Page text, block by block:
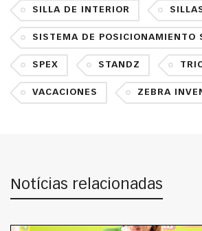
SILLA DE INTERIOR
SISTEMA DE POSICIONAMIENTO
SPEX STANDZ
VACACIONES ZEBRA
Notícias relacionadas